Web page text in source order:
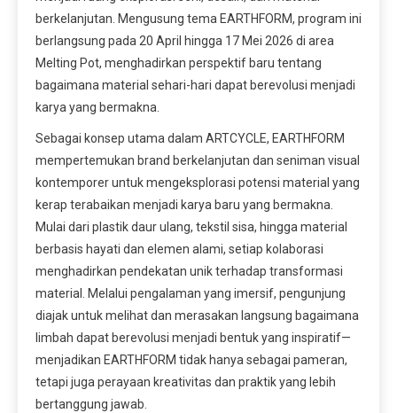
berkelanjutan. Mengusung tema EARTHFORM, program ini
berlangsung pada 20 April hingga 17 Mei 2026 di area
Melting Pot, menghadirkan perspektif baru tentang
bagaimana material sehari-hari dapat berevolusi menjadi
karya yang bermakna.
Sebagai konsep utama dalam ARTCYCLE, EARTHFORM
mempertemukan brand berkelanjutan dan seniman visual
kontemporer untuk mengeksplorasi potensi material yang
kerap terabaikan menjadi karya baru yang bermakna.
Mulai dari plastik daur ulang, tekstil sisa, hingga material
berbasis hayati dan elemen alami, setiap kolaborasi
menghadirkan pendekatan unik terhadap transformasi
material. Melalui pengalaman yang imersif, pengunjung
diajak untuk melihat dan merasakan langsung bagaimana
limbah dapat berevolusi menjadi bentuk yang inspiratif—
menjadikan EARTHFORM tidak hanya sebagai pameran,
tetapi juga perayaan kreativitas dan praktik yang lebih
bertanggung jawab.